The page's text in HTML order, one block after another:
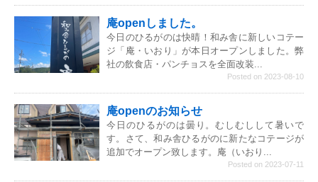
庵openしました。
今日のひるがのは快晴！和み舎に新しいコテー
ジ「庵・いおり」が本日オープンしました。弊
社の飲食店・パンチョスを全面改装...
Posted on 2023-08-10
庵openのお知らせ
今日のひるがのは曇り。むしむしして暑いで
す。さて、和み舎ひるがのに新たなコテージが
追加でオープン致します。庵（いおり...
Posted on 2023-07-11